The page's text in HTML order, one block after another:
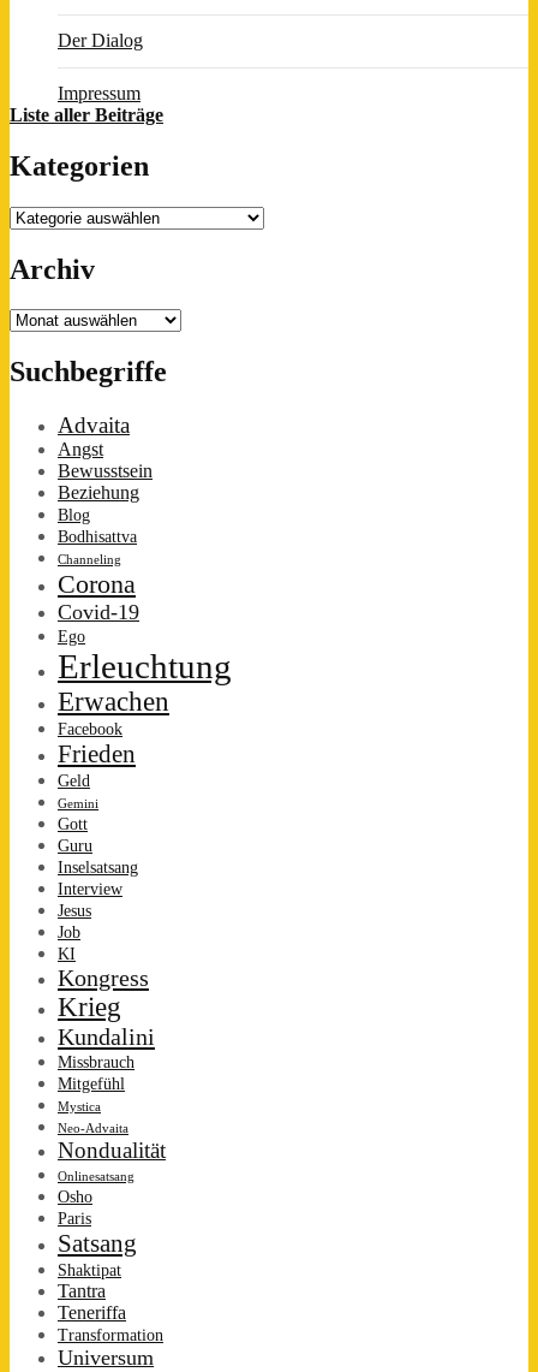
Der Dialog
Impressum
Liste aller Beiträge
Kategorien
Kategorien
Archiv
Archiv
Suchbegriffe
Advaita
Angst
Bewusstsein
Beziehung
Blog
Bodhisattva
Channeling
Corona
Covid-19
Ego
Erleuchtung
Erwachen
Facebook
Frieden
Geld
Gemini
Gott
Guru
Inselsatsang
Interview
Jesus
Job
KI
Kongress
Krieg
Kundalini
Missbrauch
Mitgefühl
Mystica
Neo-Advaita
Nondualität
Onlinesatsang
Osho
Paris
Satsang
Shaktipat
Tantra
Teneriffa
Transformation
Universum